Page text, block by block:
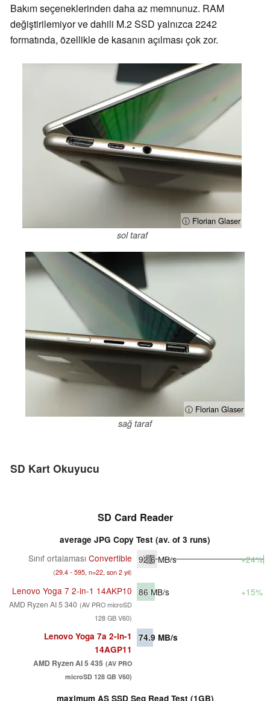
Bakım seçeneklerinden daha az memnunuz. RAM
değiştirilemiyor ve dahili M.2 SSD yalnızca 2242
formatında, özellikle de kasanın açılması çok zor.
ⓘ Florian Glaser
sol taraf
ⓘ Florian Glaser
sağ taraf
SD Kart Okuyucu
SD Card Reader
average JPG Copy Test (av. of 3 runs)
Sınıf ortalaması Convertible
(29.4 - 595, n=22, son 2 yıl)
92.6MB/s +24%
Lenovo Yoga 7 2-in-1 14AKP10
AMD Ryzen AI 5 340 (AV PRO microSD
128 GB V60)
86 MB/s +15%
Lenovo Yoga 7a 2-in-1
14AGP11
AMD Ryzen AI 5 435 (AV PRO
microSD 128 GB V60)
74.9 MB/s
maximum AS SSD Seq Read Test (1GB)